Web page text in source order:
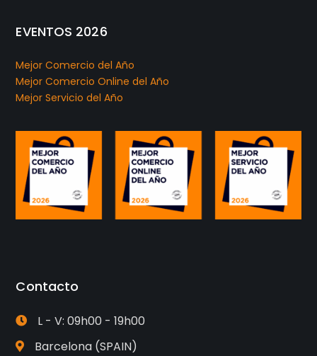
EVENTOS 2026
Mejor Comercio del Año
Mejor Comercio Online del Año
Mejor Servicio del Año
Contacto
L - V: 09h00 - 19h00
Barcelona (SPAIN)